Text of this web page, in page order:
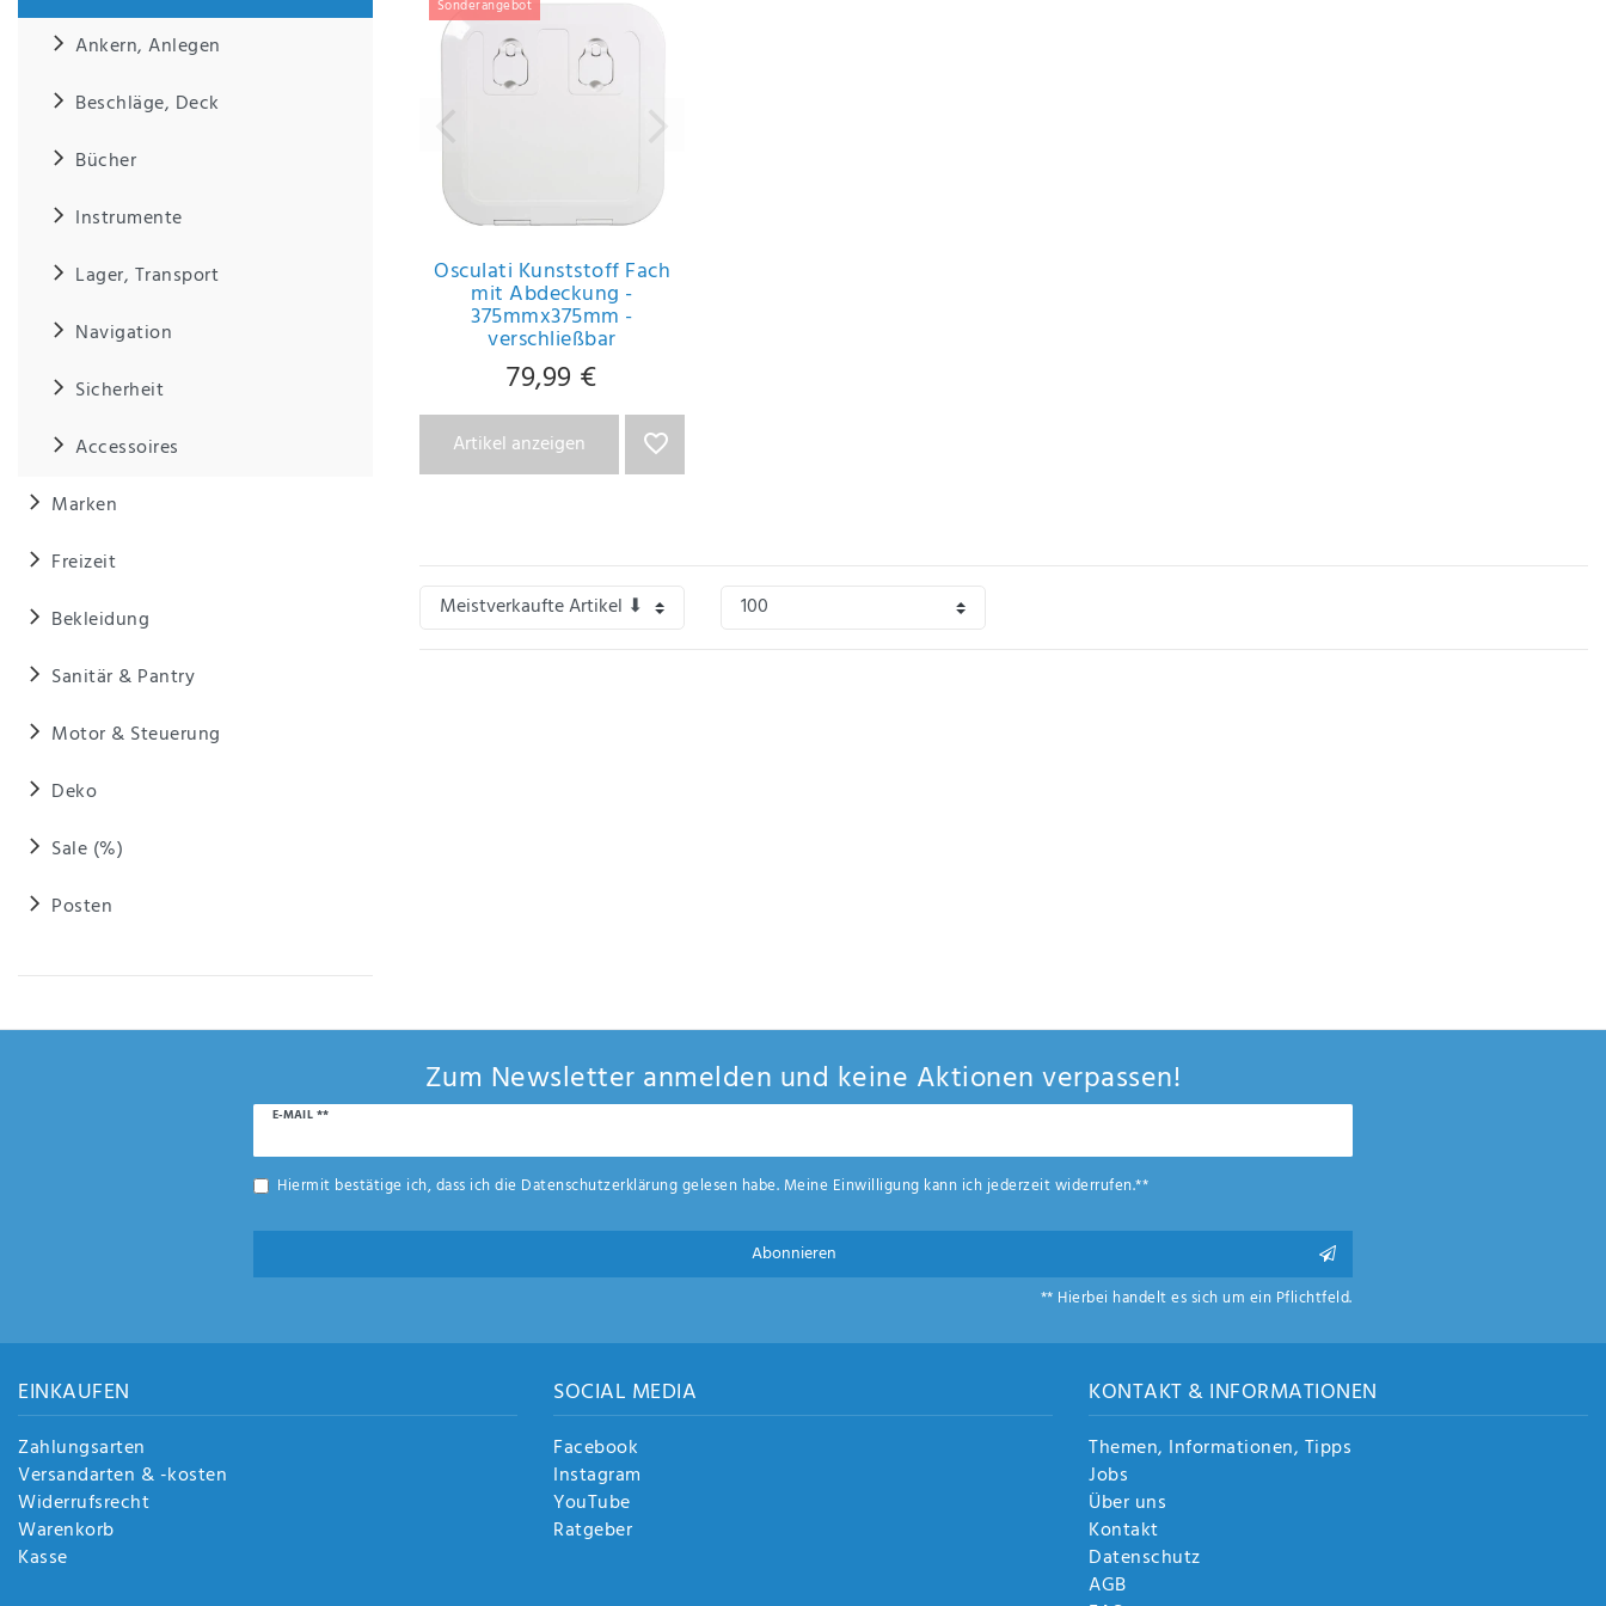
Ankern, Anlegen
Beschläge, Deck
Bücher
Instrumente
Lager, Transport
Navigation
Sicherheit
Accessoires
Marken
Freizeit
Bekleidung
Sanitär & Pantry
Motor & Steuerung
Deko
Sale (%)
Posten
IHRE E-MAIL ADRESSE
Hiermit
bestätige
ich, dass
Daten­
erklärung
habe.
Anf
rag
sen
n
Sonderangebot
Osculati Kunststoff Fach
mit Abdeckung -
375mmx375mm -
verschließbar
79,99 €
Artikel anzeigen
Zum Newsletter anmelden und keine Aktionen verpassen!
E-MAIL **
Newsletter
Hiermit bestätige ich, dass ich die Daten­schutz­erklärunggelesen habe. Meine Einwilligung kann ich jederzeit widerrufen.**
Abonnieren
** Hierbei handelt es sich um ein Pflichtfeld.
EINKAUFEN
Zahlungsarten
Versandarten & -kosten
Widerrufsrecht
Warenkorb
Kasse
SOCIAL MEDIA
Facebook
Instagram
YouTube
Ratgeber
KONTAKT & INFORMATIONEN
Themen, Informationen, Tipps
Jobs
Über uns
Kontakt
Datenschutz
AGB